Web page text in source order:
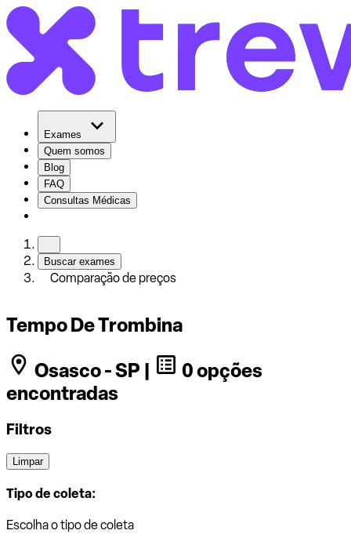
Exames
Quem somos
Blog
FAQ
Consultas Médicas
Buscar exames
Comparação de preços
Tempo De Trombina
Osasco - SP |
0 opções
encontradas
Filtros
Limpar
Tipo de coleta:
Escolha o tipo de coleta